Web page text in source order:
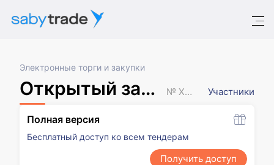
Электронные торги и закупки
Открытый запрос предложений № XXXXXXX Участники
Полная версия
Бесплатный доступ ко всем тендерам
Получить доступ